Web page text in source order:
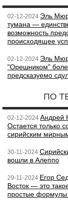
02-12-2024 Эль
тумана —
возможность
происходящее
02-12-2024 Эль
"Орешником"
предсказуемо
ПО
02-12-2024 Андрей
Остается только
сирийским
30-11-2024
вошли в Алеппо
29-11-2024 Егор
Восток — это
простые формулы